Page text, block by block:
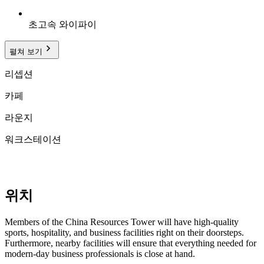
초고속 와이파이
펼쳐 보기
리셉션
카페
라운지
워크스테이션
위치
Members of the China Resources Tower will have high-quality
sports, hospitality, and business facilities right on their doorsteps.
Furthermore, nearby facilities will ensure that everything needed for
modern-day business professionals is close at hand.